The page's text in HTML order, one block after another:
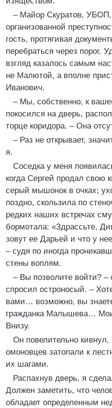
– Майор Скуратов,
организованной
гость, протягивая
перебраться через порог.
взгляд казалось самым
не Малютой, а вполне
Иванович.
– Мы, собственно, к
покосился на дверь,
торце коридора. – Она
– Раз не открывает,
я.
Соседка у меня
когда Сергей продал свою
серый мышонок в очках;
поздно, скользила по
редких наших встречах
бормотала: «Здрассьте,
зовут ее Дарьей и что у
– судя по иногда
стены воплям.
– Вы позволите войти?
спросил остроносый. –
вами… возможно, вы
гражданка Малышева…
Внизу.
Он повелительно
омоновцев затопали к
их шагами.
Распахнув дверь, я
Должен заметить, что
обладает определенным